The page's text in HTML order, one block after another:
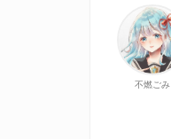
不燃ごみ